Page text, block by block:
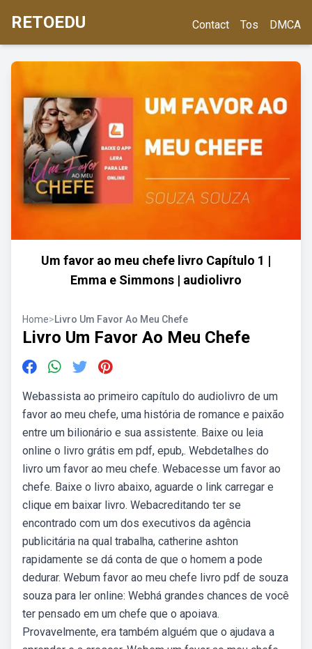
RETOEDU Contact Tos DMCA
Um favor ao meu chefe livro Capítulo 1 |
Emma e Simmons | audiolivro
Home>Livro Um Favor Ao Meu Chefe
Livro Um Favor Ao Meu Chefe
Webassista ao primeiro capítulo do audiolivro de um
favor ao meu chefe, uma história de romance e paixão
entre um bilionário e sua assistente. Baixe ou leia
online o livro grátis em pdf, epub,. Webdetalhes do
livro um favor ao meu chefe. Webacesse um favor ao
chefe. Baixe o livro abaixo, aguarde o link carregar e
clique em baixar livro. Webacreditando ter se
encontrado com um dos executivos da agência
publicitária na qual trabalha, catherine ashton
rapidamente se dá conta de que o homem a pode
dedurar. Webum favor ao meu chefe livro pdf de souza
souza para ler online: Webhá grandes chances de você
ter pensado em um chefe que o apoiava.
Provavelmente, era também alguém que o ajudava a